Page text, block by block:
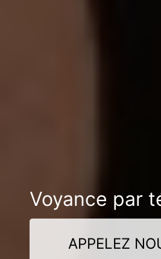
Voyance par
APPELEZ